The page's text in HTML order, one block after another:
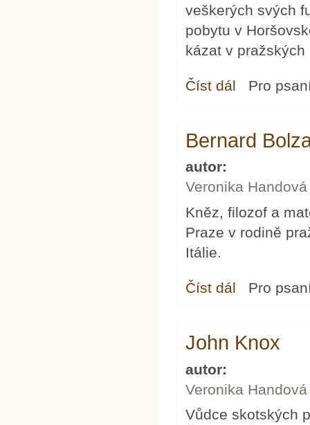
veškerých svých
pobytu v
kázat v pražských
Číst dál Jan Milíč z
Pro
Bernard
autor:
Veronika Handová
Kněz, filozof a
Praze v rodině
Itálie.
Číst dál Bernard Bolzano
Pro
John Knox
autor:
Veronika Handová
Vůdce skotských